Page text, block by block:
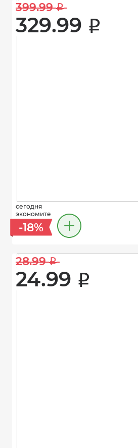
399.99 i
329.99 i
сегодня
экономите
-18%
28.99 i
24.99 i